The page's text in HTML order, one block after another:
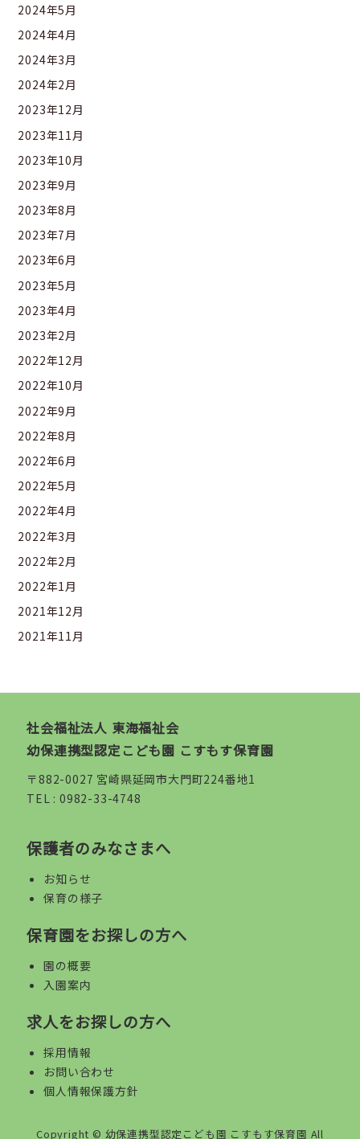
2024年5月
2024年4月
2024年3月
2024年2月
2023年12月
2023年11月
2023年10月
2023年9月
2023年8月
2023年7月
2023年6月
2023年5月
2023年4月
2023年2月
2022年12月
2022年10月
2022年9月
2022年8月
2022年6月
2022年5月
2022年4月
2022年3月
2022年2月
2022年1月
2021年12月
2021年11月
社会福祉法人 東海福祉会
幼保連携型認定こども園 こすもす保育園
〒882-0027 宮崎県延岡市大門町224番地1
TEL :0982-33-4748
保護者のみなさまへ
お知らせ
保育の様子
保育園をお探しの方へ
園の概要
入園案内
求人をお探しの方へ
採用情報
お問い合わせ
個人情報保護方針
Copyright © 幼保連携型認定こども園 こすもす保育園 All